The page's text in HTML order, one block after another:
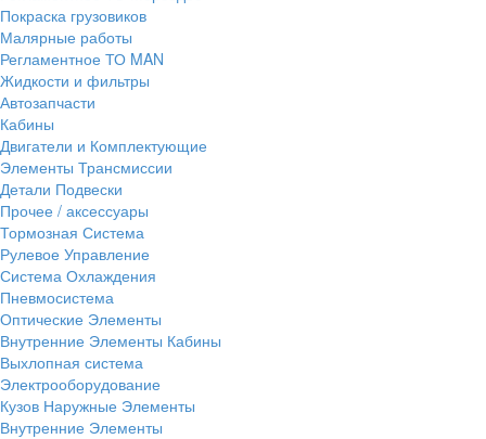
Покраска грузовиков
Малярные работы
Регламентное ТО MAN
Жидкости и фильтры
Автозапчасти
Кабины
Двигатели и Комплектующие
Элементы Трансмиссии
Детали Подвески
Прочее / аксессуары
Тормозная Система
Рулевое Управление
Система Охлаждения
Пневмосистема
Оптические Элементы
Внутренние Элементы Кабины
Выхлопная система
Электрооборудование
Кузов Наружные Элементы
Внутренние Элементы